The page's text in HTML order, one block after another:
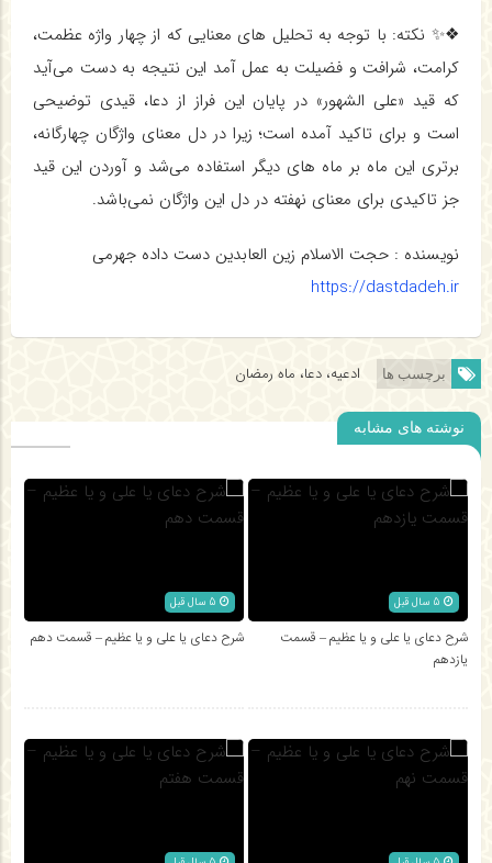
❖✨ نكته: با توجه به تحليل هاي معنايي كه از چهار واژه عظمت،
كرامت، شرافت و فضيلت به عمل آمد اين نتيجه به دست مي‌آيد
كه قيد «علي الشهور» در پايان اين فراز از دعا، قيدي توضيحي
است و براي تاكيد آمده است؛ زيرا در دل معناي واژگان چهارگانه،
برتري اين ماه بر ماه هاي ديگر استفاده مي‌شد و آوردن اين قيد
جز تاكيدي براي معناي نهفته در دل اين واژگان نمي‌باشد.
نویسنده : حجت الاسلام زین العابدین دست داده جهرمی
https://dastdadeh.ir
برچسب ها ادعیه، دعا، ماه رمضان
نوشته های مشابه
شرح دعای یا علی و یا عظیم – قسمت
یازدهم
شرح دعای یا علی و یا عظیم – قسمت دهم